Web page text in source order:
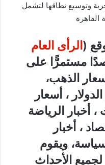
وتوسيع نطاقها لتشمل
القاهرة
( الرأى العام
مستمرًّا على
لـ أسعار الذهب،
، أسعار
، أخبار الرياضة
، أخبار
ويقوم
الأحداث